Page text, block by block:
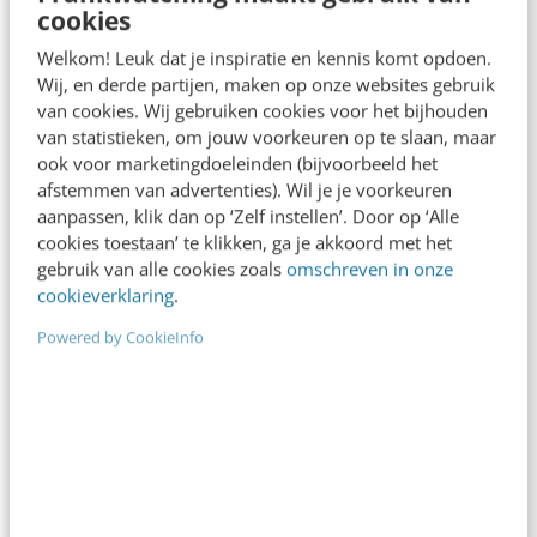
cookies
Welkom! Leuk dat je inspiratie en kennis komt opdoen.
Wij, en derde partijen, maken op onze websites gebruik
van cookies. Wij gebruiken cookies voor het bijhouden
van statistieken, om jouw voorkeuren op te slaan, maar
ook voor marketingdoeleinden (bijvoorbeeld het
afstemmen van advertenties). Wil je je voorkeuren
aanpassen, klik dan op ‘Zelf instellen’. Door op ‘Alle
cookies toestaan’ te klikken, ga je akkoord met het
gebruik van alle cookies zoals omschreven in onze
cookieverklaring.
Powered by CookieInfo
die money maker SEO niet vergeten…
Marco Dekkers · 14 jaar geleden